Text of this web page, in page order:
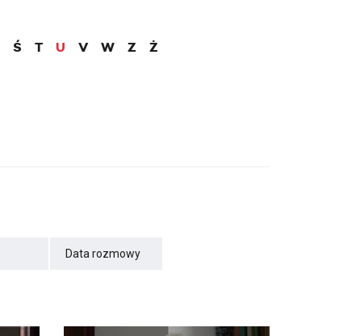
Ś T U V W Z
Ż
Data rozmowy